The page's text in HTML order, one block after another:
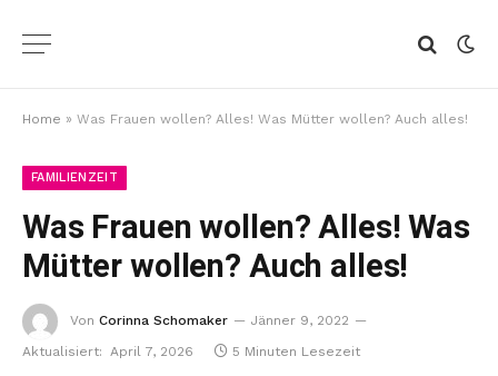
Home » Was Frauen wollen? Alles! Was Mütter wollen? Auch alles!
FAMILIENZEIT
Was Frauen wollen? Alles! Was
Mütter wollen? Auch alles!
Von Corinna Schomaker
Jänner 9, 2022
Aktualisiert: April 7, 2026 5 Minuten Lesezeit